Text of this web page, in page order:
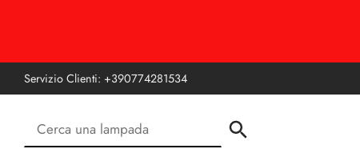
Servizio Clienti: +390774281534